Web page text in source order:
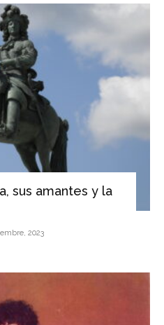
sus amantes y la
2023